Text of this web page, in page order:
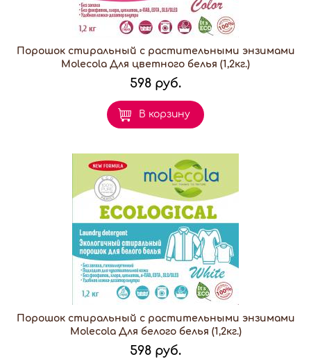
Порошок стиральный с растительными энзимами
Molecola Для цветного белья (1,2кг.)
598 руб.
В корзину
Порошок стиральный с растительными энзимами
Molecola Для белого белья (1,2кг.)
598 руб.